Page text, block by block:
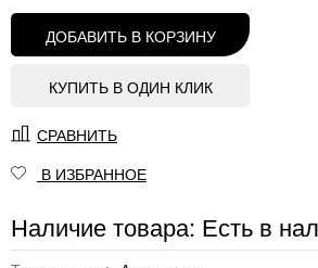
ДОБАВИТЬ В КОРЗИНУ
КУПИТЬ В ОДИН КЛИК
СРАВНИТЬ
В ИЗБРАННОЕ
Наличие товара: Есть в